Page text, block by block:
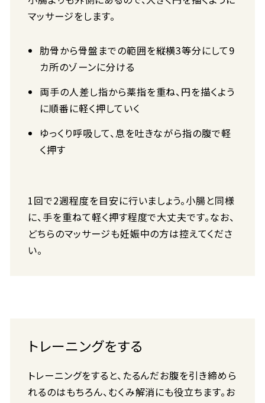
マッサージをします。
肋骨から骨盤までの範囲を縦横3等分にして9
カ所のゾーンに分ける
両手の人差し指から薬指を重ね、円を描くよう
に順番に軽く押していく
ゆっくり呼吸して、息を吐きながら指の腹で軽
く押す
1回で2週程度を目安に行いましょう。小腸と同様
に、手を重ねて軽く押す程度で大丈夫です。なお、
どちらのマッサージも妊娠中の方は控えてくださ
い。
トレーニングをする
トレーニングをすると、たるんだお腹を引き締めら
れるのはもちろん、むくみ解消にも役立ちます。お